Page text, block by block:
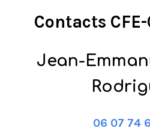
Contacts CFE-
Jean-
06 07 74